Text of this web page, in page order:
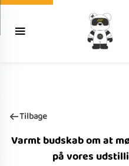
Tilbage
Varmt budskab om at
på vores